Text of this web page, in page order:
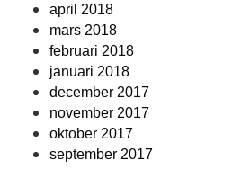
april 2018
mars 2018
februari 2018
januari 2018
december 2017
november 2017
oktober 2017
september 2017